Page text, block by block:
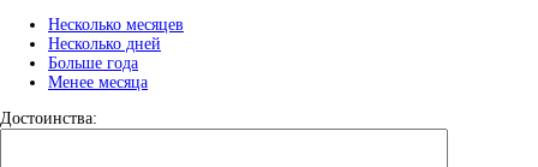
Несколько месяцев
Несколько дней
Больше года
Менее месяца
Достоинства: